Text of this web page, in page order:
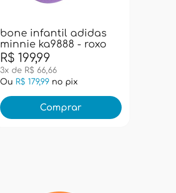
bone infantil adidas
minnie ka9888 - roxo
R$ 199,99
3x de R$ 66,66
Ou R$ 179,99 no pix
Comprar